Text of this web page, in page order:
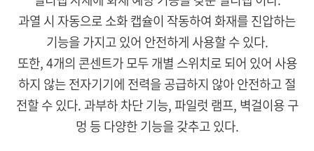
과열 시 자동으로 소화 캡슐이 작동하여 화재를 진압하는
기능을 가지고 있어 안전하게 사용할 수 있다.
또한, 4개의 콘센트가 모두 개별 스위치로 되어 있어 사용
하지 않는 전자기기에 전력을 공급하지 않아 안전하고 절
전할 수 있다. 과부하 차단 기능, 파일럿 램프, 벽걸이용 구
멍 등 다양한 기능을 갖추고 있다.